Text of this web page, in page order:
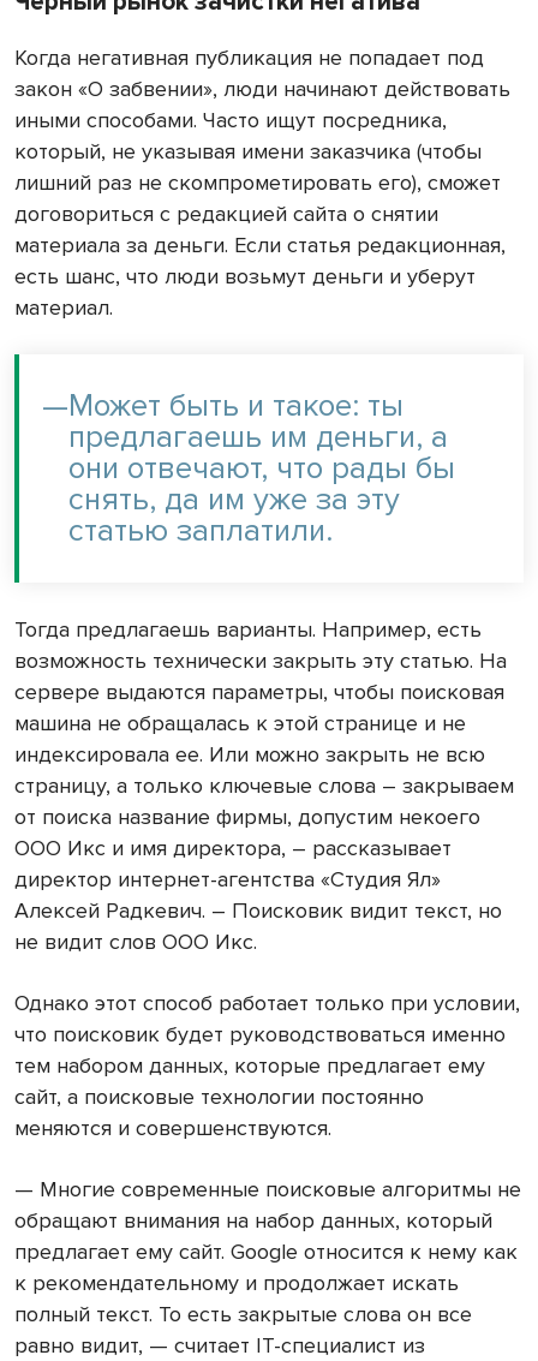
Когда негативная публикация не попадает под
закон «О забвении», люди начинают действовать
иными способами. Часто ищут посредника,
который, не указывая имени заказчика (чтобы
лишний раз не скомпрометировать его), сможет
договориться с редакцией сайта о снятии
материала за деньги. Если статья редакционная,
есть шанс, что люди возьмут деньги и уберут
материал.
—Может быть и такое: ты
предлагаешь им деньги, а
они отвечают, что рады бы
снять, да им уже за эту
статью заплатили.
Тогда предлагаешь варианты. Например, есть
возможность технически закрыть эту статью. На
сервере выдаются параметры, чтобы поисковая
машина не обращалась к этой странице и не
индексировала ее. Или можно закрыть не всю
страницу, а только ключевые слова – закрываем
от поиска название фирмы, допустим некоего
ООО Икс и имя директора, – рассказывает
директор интернет-агентства «Студия Ял»
Алексей Радкевич. – Поисковик видит текст, но
не видит слов ООО Икс.
Однако этот способ работает только при условии,
что поисковик будет руководствоваться именно
тем набором данных, которые предлагает ему
сайт, а поисковые технологии постоянно
меняются и совершенствуются.
— Многие современные поисковые алгоритмы не
обращают внимания на набор данных, который
предлагает ему сайт. Google относится к нему как
к рекомендательному и продолжает искать
полный текст. То есть закрытые слова он все
равно видит, — считает IT-специалист из